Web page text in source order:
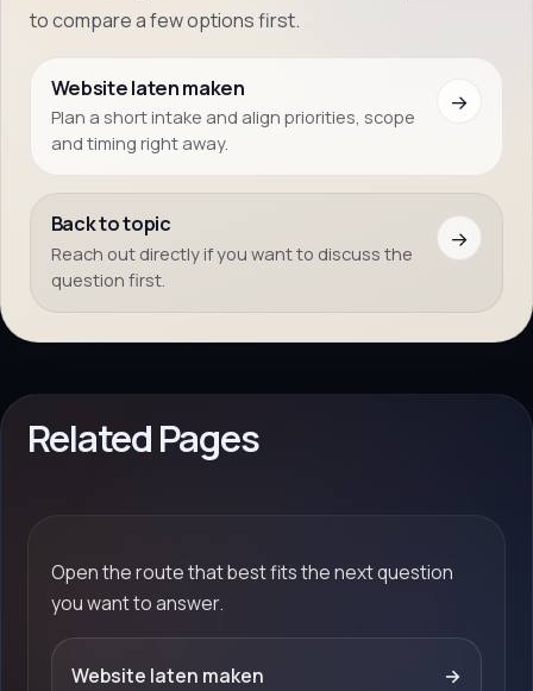
to compare a few options first.
Website laten maken
Plan a short intake and align priorities, scope
and timing right away.
→
Back to topic
Reach out directly if you want to discuss the
question first.
→
Related Pages
Open the route that best fits the next question
you want to answer.
Website laten maken →